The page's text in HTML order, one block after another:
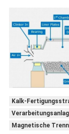
Kalk-
Magnetische